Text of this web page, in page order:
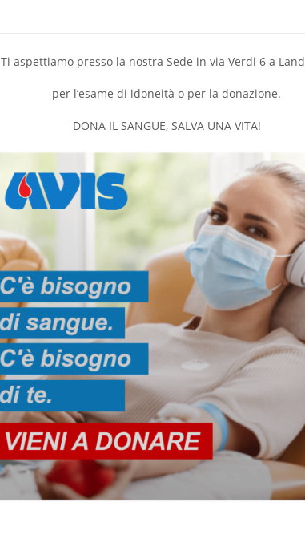
Ti aspettiamo presso la nostra Sede in via Verdi 6 a
per l’esame di idoneità o per la donazione.
DONA IL SANGUE, SALVA UNA VITA!